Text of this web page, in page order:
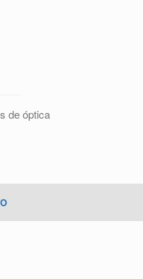
de óptica